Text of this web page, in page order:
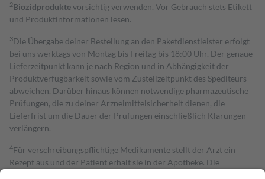
2Biozidproduktevorsichtig verwenden. Vor Gebrauch stets Etikett
und Produktinformationen lesen.
3Die Übergabe deiner Bestellung an den Paketdienstleister erfolgt
bei uns werktags von Montag bis Freitag bis 18:00 Uhr. Der genaue
Lieferzeitpunkt kann je nach Region und in Abhängigkeit der
Produktverfügbarkeit sowie vom Zustellzeitpunkt des Spediteurs
abweichen. Darüber hinaus können notwendige pharmazeutische
Prüfungen, die zu deiner Arzneimittelsicherheit dienen, die
Lieferfrist um die Dauer der Prüfungen einschließlich Klärungen
verlängern.
4Für verschreibungspflichtige Medikamente stellt der Arzt ein
Rezept aus und der Patient erhält sie in der Apotheke. Die